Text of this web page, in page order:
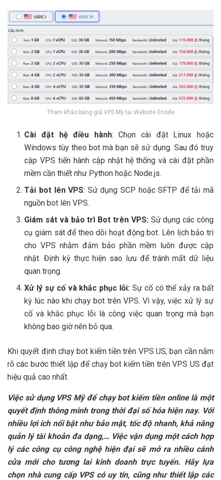
Tham khảo bảng giá VPS Mỹ tại Website Enode
Cài đặt hệ điều hành: Chọn cài đặt Linux hoặc
Windows tùy theo bot mà bạn sẽ sử dụng. Sau đó truy
cập VPS tiến hành cập nhật hệ thống và cài đặt phần
mềm cần thiết như Python hoặc Node.js.
Tải bot lên VPS: Sử dụng SCP hoặc SFTP để tải mã
nguồn bot lên VPS.
Giám sát và bảo trì Bot trên VPS: Sử dụng các công
cụ giám sát để theo dõi hoạt động bot. Lên lịch bảo trì
cho VPS nhằm đảm bảo phần mềm luôn được cập
nhật. Định kỳ thực hiện sao lưu để tránh mất dữ liệu
quan trọng.
Xử lý sự cố và khắc phục lỗi: Sự cố có thể xảy ra bất
kỳ lúc nào khi chạy bot trên VPS. Vì vậy, việc xử lý sự
cố và khắc phục lỗi là công việc quan trọng mà bạn
không bao giờ nên bỏ qua.
Khi quyết định chạy bot kiếm tiền trên VPS US, bạn cần nắm
rõ các bước thiết lập để chạy bot kiếm tiền trên VPS US đạt
hiệu quả cao nhất.
Việc sử dụng VPS Mỹ để chạy bot kiếm tiền online là một
quyết định thông minh trong thời đại số hóa hiện nay. Với
nhiều lợi ích nổi bật như bảo mật, tốc độ nhanh, khả năng
quản lý tài khoản đa dạng,… Việc vận dụng một cách hợp
lý các công cụ công nghệ hiện đại sẽ mở ra nhiều cánh
cửa mới cho tương lai kinh doanh trực tuyến. Hãy lựa
chọn nhà cung cấp VPS có uy tín, cũng như thiết lập các